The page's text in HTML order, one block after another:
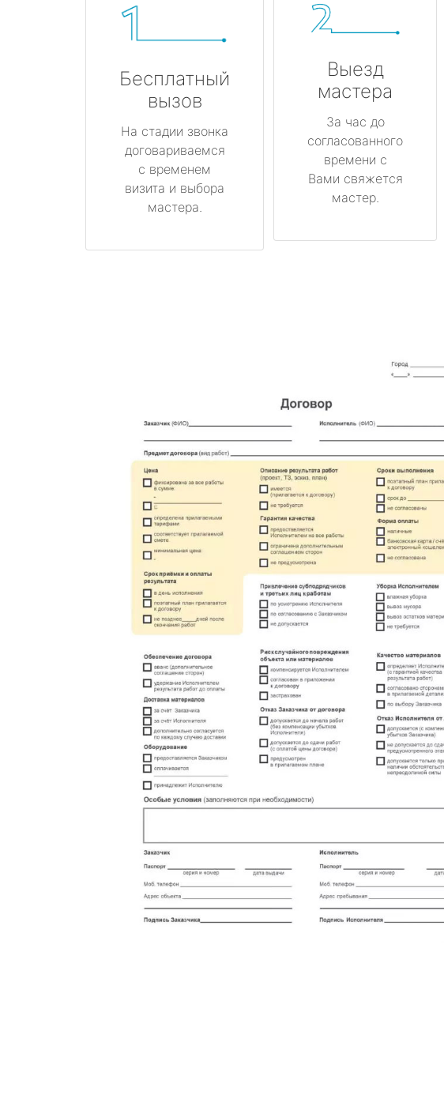
Бесплатный
вызов
На стадии звонка
договариваемся
с временем
визита и выбора
мастера.
Выезд
мастера
За час до
согласованного
времени с
Вами свяжется
мастер.